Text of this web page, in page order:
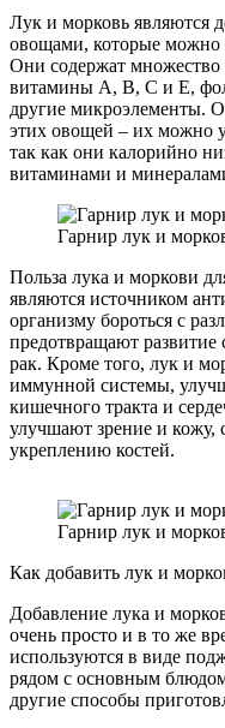
Лук и морковь являются
овощами, которые можно
Они содержат множество
витамины A, B, C и E,
другие микроэлементы.
этих овощей – их можно
так как они калорийно
витаминами и
Гарнир лук и
Польза лука и моркови
являются источником
организму бороться с
предотвращают развитие
рак. Кроме того, лук и
иммунной системы,
кишечного тракта и
улучшают зрение и кожу,
укреплению костей.
Гарнир лук и
Как добавить лук и
Добавление лука и
очень просто и в то же
используются в виде
рядом с основным
другие способы